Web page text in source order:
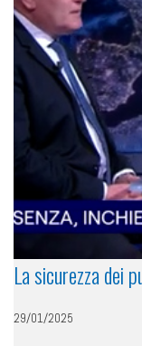
La sicurezza dei
29/01/2025